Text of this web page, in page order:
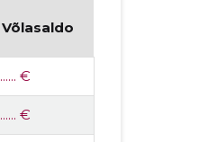
Võlasaldo
...... €
...... €